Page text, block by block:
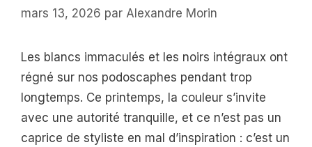
mars 13, 2026 par Alexandre Morin
Les blancs immaculés et les noirs intégraux ont
régné sur nos podoscaphes pendant trop
longtemps. Ce printemps, la couleur s’invite
avec une autorité tranquille, et ce n’est pas un
caprice de styliste en mal d’inspiration : c’est un